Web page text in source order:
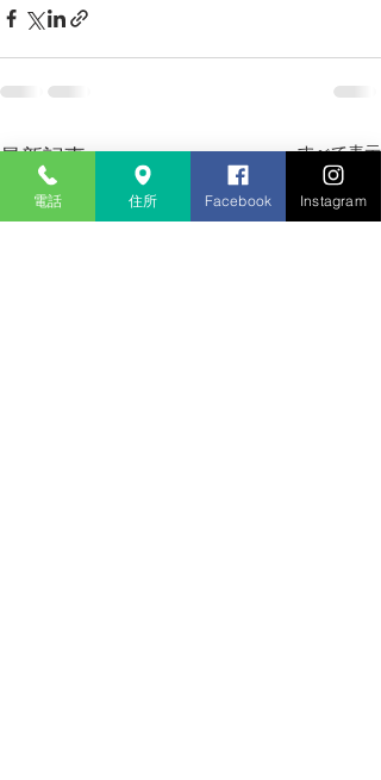
最新記事 すべて表示
電話 住所 Facebook Instagram